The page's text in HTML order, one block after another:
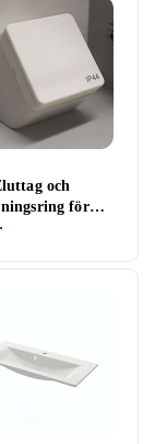
och
för
Vit 1993-1